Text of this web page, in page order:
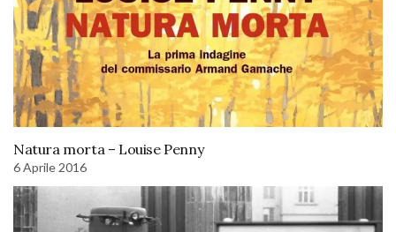
Natura morta – Louise Penny
6 Aprile 2016